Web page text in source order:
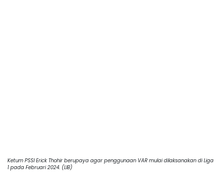
Ketum PSSI Erick Thohir berupaya agar penggunaan VAR mulai dilaksanakan di Liga
1 pada Februari 2024. (LIB)